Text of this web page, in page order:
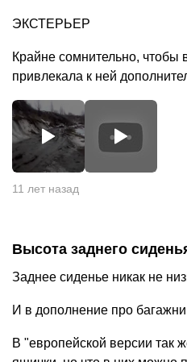
ЭКСТЕРЬЕР
Крайне сомнительно, чтобы
привлекала к ней
11 лет назад
Высота заднего
Заднее сиденье никак не
И в дополнение про
В "европейской версии так